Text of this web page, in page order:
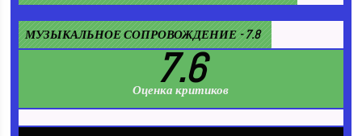
МУЗЫКАЛЬНОЕ СОПРОВОЖДЕНИЕ - 7.8
7.6
Оценка критиков